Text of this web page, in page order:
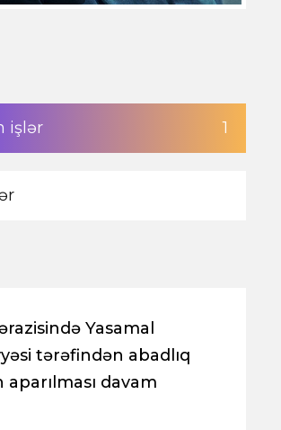
işlər 1
Yasamal
tərəfindən abadlıq
aparılması davam